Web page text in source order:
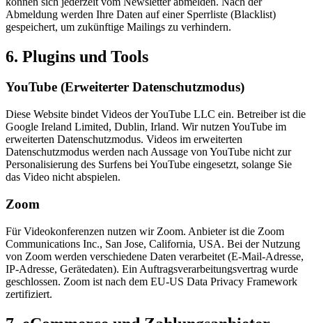
Abmeldung werden Ihre Daten auf einer Sperrliste (Blacklist)
gespeichert, um zukünftige Mailings zu verhindern.
6. Plugins und Tools
YouTube (Erweiterter Datenschutzmodus)
Diese Website bindet Videos der YouTube LLC ein. Betreiber ist die
Google Ireland Limited, Dublin, Irland. Wir nutzen YouTube im
erweiterten Datenschutzmodus. Videos im erweiterten
Datenschutzmodus werden nach Aussage von YouTube nicht zur
Personalisierung des Surfens bei YouTube eingesetzt, solange Sie
das Video nicht abspielen.
Zoom
Für Videokonferenzen nutzen wir Zoom. Anbieter ist die Zoom
Communications Inc., San Jose, California, USA. Bei der Nutzung
von Zoom werden verschiedene Daten verarbeitet (E-Mail-Adresse,
IP-Adresse, Gerätedaten). Ein Auftragsverarbeitungsvertrag wurde
geschlossen. Zoom ist nach dem EU-US Data Privacy Framework
zertifiziert.